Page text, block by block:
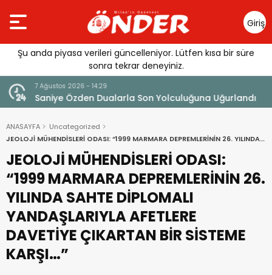
Giriş
Yap
Şu anda piyasa verileri güncelleniyor. Lütfen kısa bir süre
sonra tekrar deneyiniz.
7 Ağustos 2026 - 14:29
Saniye Özden Dualarla Son Yolculuğuna Uğurlandı
ANASAYFA
Uncategorized
JEOLOJİ MÜHENDİSLERİ ODASI: “1999 MARMARA DEPREMLERİNİN 26. YILINDA
SAHTE DİPLOMALI YANDAŞLARIYLA AFETLERE DAVETİYE ÇIKARTAN BİR
SİSTEME KARŞI…”
JEOLOJİ MÜHENDİSLERİ ODASI:
“1999 MARMARA DEPREMLERİNİN 26.
YILINDA SAHTE DİPLOMALI
YANDAŞLARIYLA AFETLERE
DAVETİYE ÇIKARTAN BİR SİSTEME
KARŞI…”